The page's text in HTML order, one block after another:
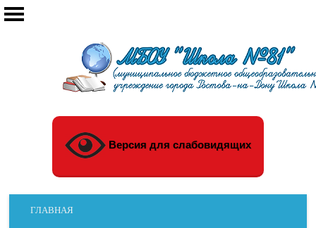
Версия для слабовидящих
ГЛАВНАЯ